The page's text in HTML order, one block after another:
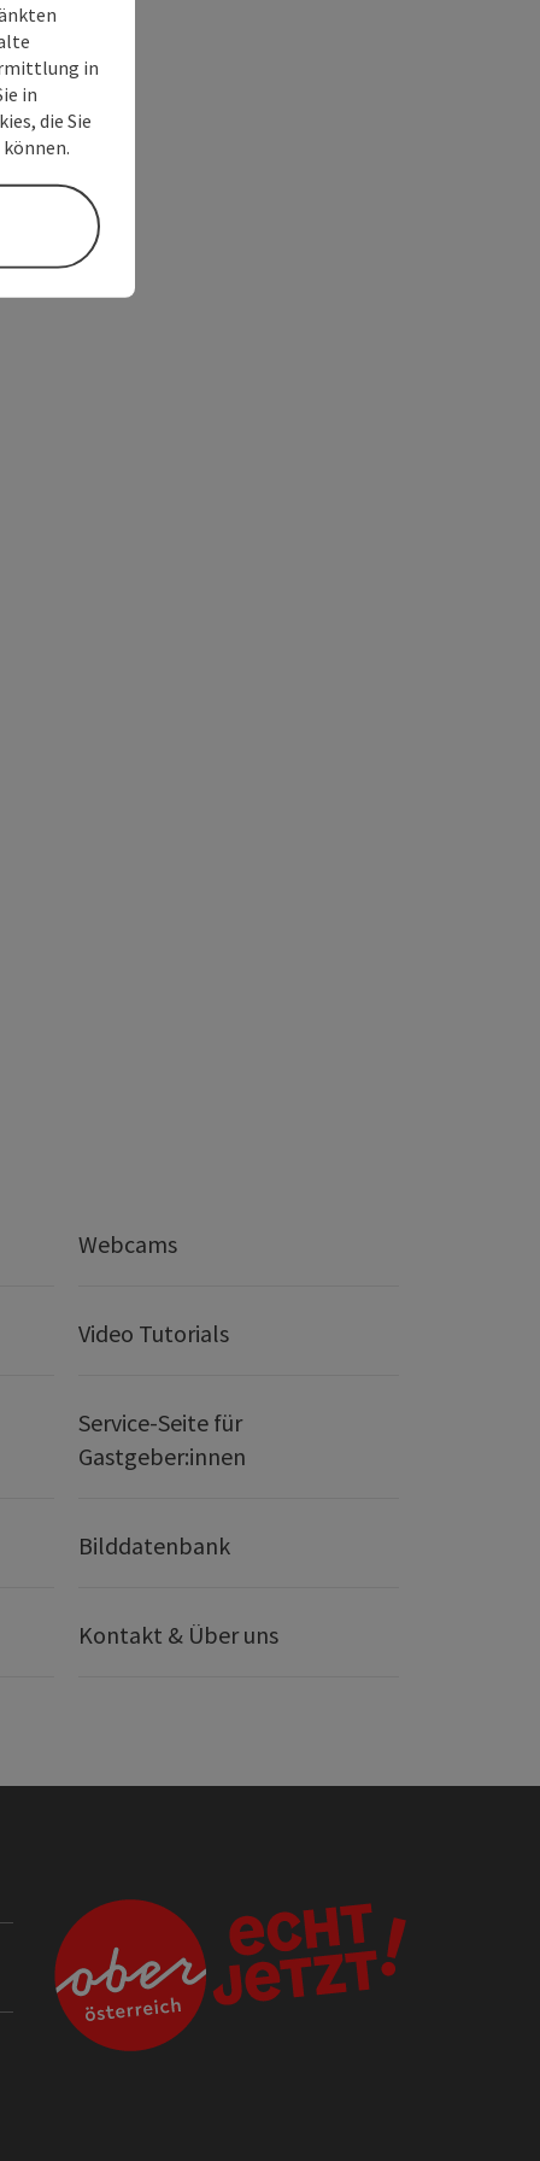
Webcams
Video Tutorials
Service-Seite für
Gastgeber:innen
Bilddatenbank
Kontakt & Über uns
in
in
die Sie